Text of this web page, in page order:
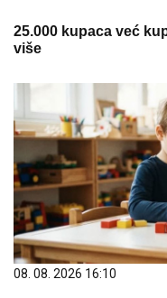
25.000 kupaca već
više
08. 08. 2026 16:10